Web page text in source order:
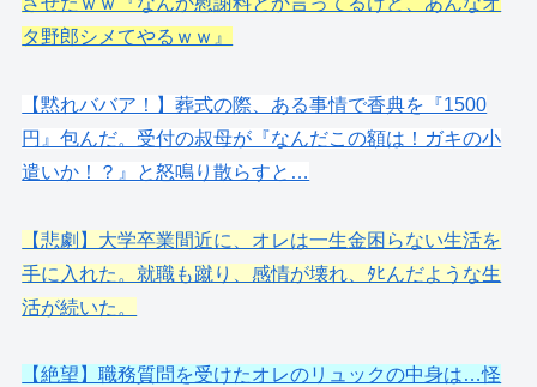
タ野郎シメてやるｗｗ』
【黙れババア！】葬式の際、ある事情で香典を『1500
円』包んだ。受付の叔母が『なんだこの額は！ガキの小
遣いか！？』と怒鳴り散らすと…
【悲劇】大学卒業間近に、オレは一生金困らない生活を
手に入れた。就職も蹴り、感情が壊れ、ﾀﾋんだような生
活が続いた。
【絶望】職務質問を受けたオレのリュックの中身は…怪